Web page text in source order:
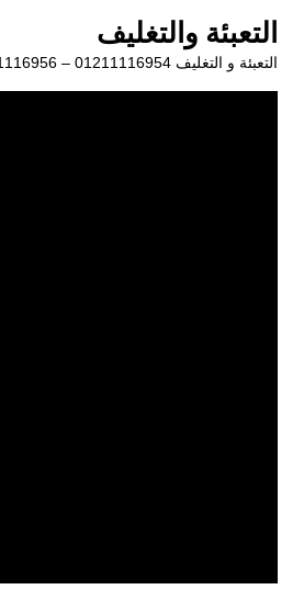
المحتوى
التعبئة والتغليف
التعبئة و التغليف 01211116954 – 01211116956 – 01211116958